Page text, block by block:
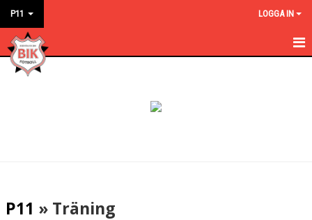
P11 LOGGA IN
HEM
P11 » Träning